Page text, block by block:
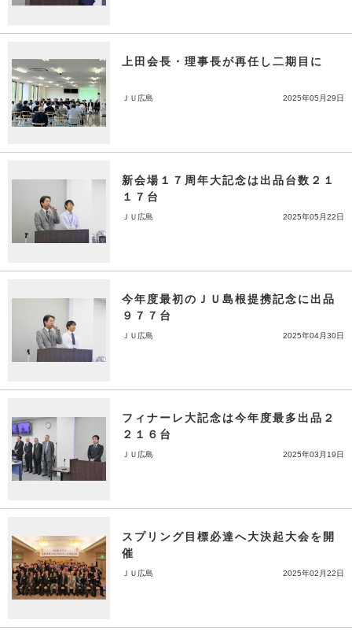
上田会長・理事長が再任し二期目に
ＪＵ広島 2025年05月29日
新会場１７周年大記念は出品台数２１
１７台
ＪＵ広島 2025年05月22日
今年度最初のＪＵ島根提携記念に出品
９７７台
ＪＵ広島 2025年04月30日
フィナーレ大記念は今年度最多出品２
２１６台
ＪＵ広島 2025年03月19日
スプリング目標必達へ大決起大会を開
催
ＪＵ広島 2025年02月22日